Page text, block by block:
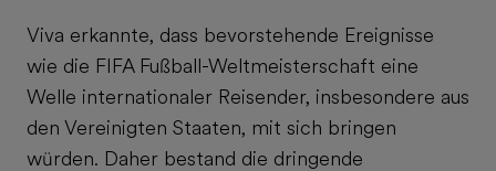
Viva erkannte, dass bevorstehende Ereignisse
wie die FIFA Fußball-Weltmeisterschaft eine
Welle internationaler Reisender, insbesondere aus
den Vereinigten Staaten, mit sich bringen
würden. Daher bestand die dringende